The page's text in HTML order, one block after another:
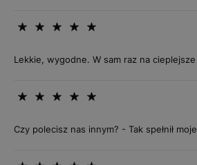
Lekkie, wygodne. W sam raz na cieplejsze
Czy polecisz nas innym? - Tak spełnił